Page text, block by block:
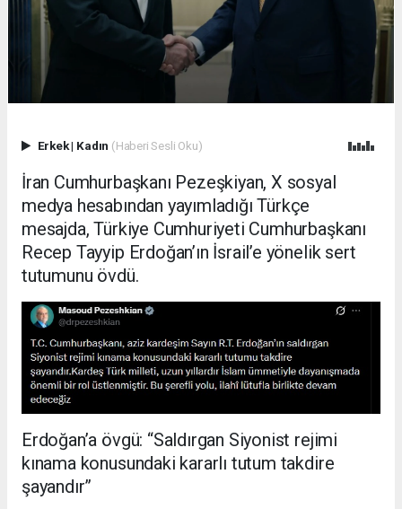
Erkek| Kadın (Haberi Sesli Oku)
İran Cumhurbaşkanı Pezeşkiyan, X sosyal
medya hesabından yayımladığı Türkçe
mesajda, Türkiye Cumhuriyeti Cumhurbaşkanı
Recep Tayyip Erdoğan’ın İsrail’e yönelik sert
tutumunu övdü.
Erdoğan’a övgü: “Saldırgan Siyonist rejimi
kınama konusundaki kararlı tutum takdire
şayandır”